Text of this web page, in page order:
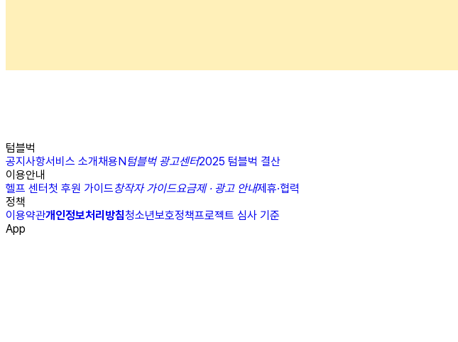
텀블벅
공지사항서비스 소개채용N텀블벅 광고센터2025 텀블벅 결산
이용안내
헬프 센터첫 후원 가이드창작자 가이드요금제 · 광고 안내제휴·협력
정책
이용약관개인정보처리방침청소년보호정책프로젝트 심사 기준
App